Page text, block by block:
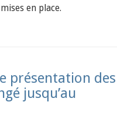
en place.
présentation des
jusqu’au